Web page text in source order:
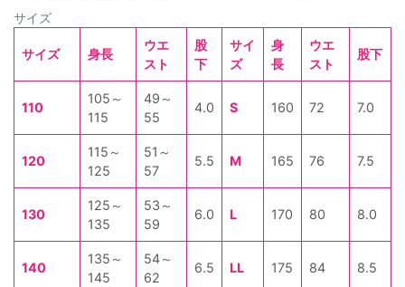
サイズ
サイズ 身長
ウエ
スト
股
下
サイ
ズ
身
長
ウエ
スト
股下
110
105～
115
49～
55
4.0 S 160 72 7.0
120
115～
125
51～
57
5.5 M 165 76 7.5
130
125～
135
53～
59
6.0 L 170 80 8.0
140
135～
145
54～
62
6.5 LL 175 84 8.5